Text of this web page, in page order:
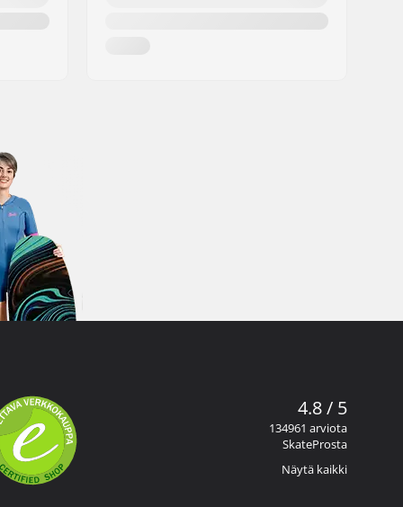
4.8 / 5
134961 arviota
SkateProsta
Näytä kaikki